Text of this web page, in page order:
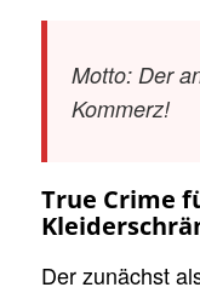
Motto: Der
Kommerz!
True Crime
Der zunächst